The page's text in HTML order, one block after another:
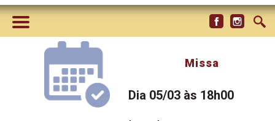
Missa
Dia 05/03 às 18h00